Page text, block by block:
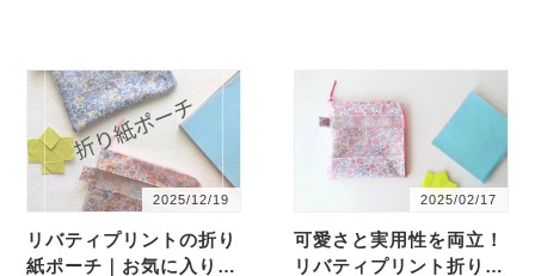
2025/12/19
リバティプリントの折り
紙ポーチ｜お気に入りを
2025/02/17
可愛さと実用性を両立！
リバティプリント折り紙